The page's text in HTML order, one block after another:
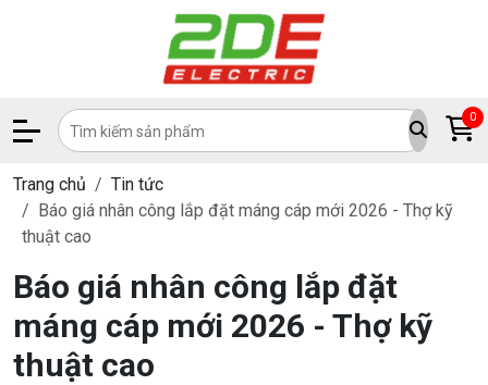
0
Trang chủ
Tin tức
Báo giá nhân công lắp đặt máng cáp mới 2026 - Thợ kỹ
thuật cao
Báo giá nhân công lắp đặt
máng cáp mới 2026 - Thợ kỹ
thuật cao